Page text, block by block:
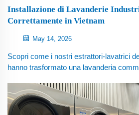
Installazione di Lavanderie
Correttamente in Vietnam
May 14, 2026
Scopri come i nostri estrattori-lavatrici
hanno trasformato una lavanderia
formazione degli operatori e un
completo.